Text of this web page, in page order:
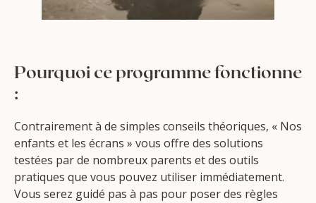
Pourquoi ce programme fonctionne
:
Contrairement à de simples conseils théoriques, « Nos
enfants et les écrans » vous offre des solutions
testées par de nombreux parents et des outils
pratiques que vous pouvez utiliser immédiatement.
Vous serez guidé pas à pas pour poser des règles